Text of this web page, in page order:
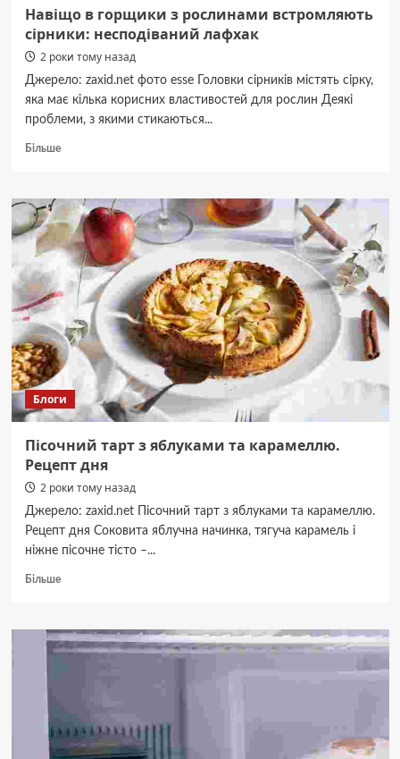
Навіщо в горщики з рослинами встромляють
сірники: несподіваний лафхак
2 роки тому назад
Джерело: zaxid.net фото esse Головки сірників містять сірку,
яка має кілька корисних властивостей для рослин Деякі
проблеми, з якими стикаються...
БільшеДокладніше
в
горщики
рослинами
встромляють
сірники:
несподіваний
лафхак
Блоги
Пісочний тарт з яблуками та карамеллю.
Рецепт дня
2 роки тому назад
Джерело: zaxid.net Пісочний тарт з яблуками та карамеллю.
Рецепт дня Соковита яблучна начинка, тягуча карамель і
ніжне пісочне тісто –...
БільшеДокладніше
тарт
з
Рецепт
дня